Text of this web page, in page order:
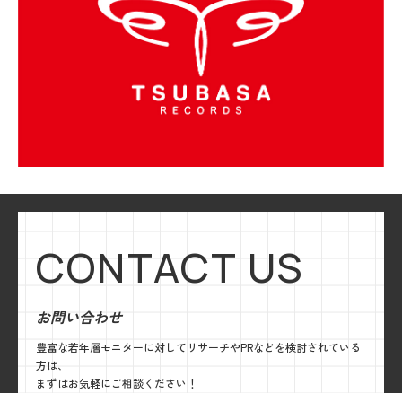
CONTACT US
お問い合わせ
豊富な若年層モニターに対してリサーチやPRなどを検討されている
方は、
まずはお気軽にご相談ください！